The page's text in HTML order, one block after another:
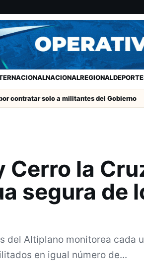
NACIONALREGIONAL
solo a militantes del Gobierno
la
segura de
del Altiplano monitorea cada
en igual número de...